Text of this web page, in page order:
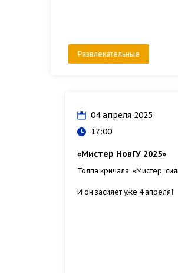
Развлекательные
04 апреля 2025
17:00
«Мистер НовГУ 2025»
Толпа кричала: «Мистер,
И он засияет уже 4 апреля!